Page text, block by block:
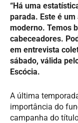
“Há uma
parada. Este é
moderno. Temos
cabeceadores.
em entrevista
sábado, válida
Escócia.
A última
importância do
campanha do